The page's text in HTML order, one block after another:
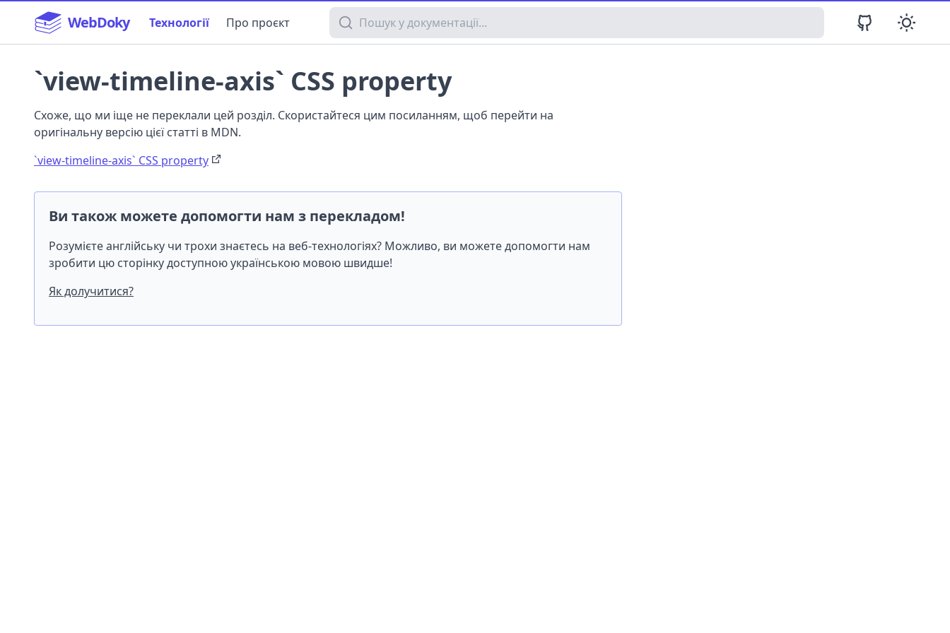
WebDoky Технології Про проєкт Пошук у документації
`view-timeline-axis` CSS property
Схоже, що ми іще не переклали цей розділ. Скористайтеся цим посиланням, щоб перейти на
оригінальну версію цієї статті в MDN.
`view-timeline-axis` CSS property
Ви також можете допомогти нам з перекладом!
Розумієте англійську чи трохи знаєтесь на веб-технологіях? Можливо, ви можете допомогти нам
зробити цю сторінку доступною українською мовою швидше!
Як долучитися?